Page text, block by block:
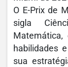
O E-Prix de
sigla
habilidades
sua